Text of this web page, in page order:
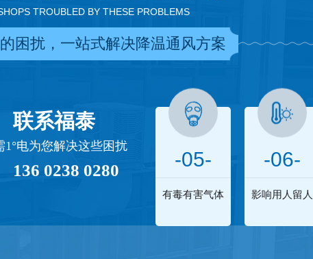
TROUBLED BY THESE PROBLEMS
困扰，一站式解决降温通风方案
联系福泰
1°电为您解决这些困扰
136 0238 0280 -05-
有毒有害气体
-06-
影响用人留人